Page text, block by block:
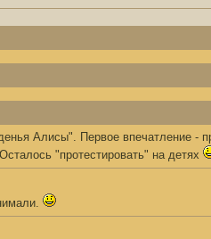
Алисы". Первое впечатление -
"протестировать" на детях